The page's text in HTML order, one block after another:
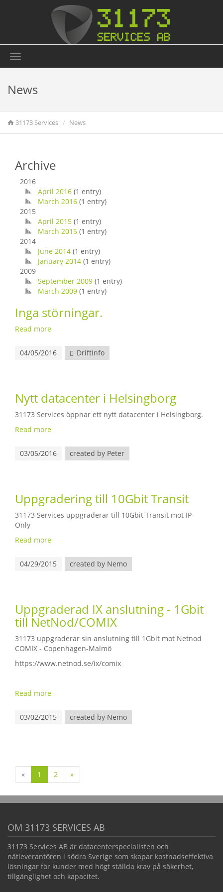
Toggle
navigation
News
31173 Services News
Archive
2016
April 2016 (1 entry)
March 2016 (1 entry)
2015
April 2015 (1 entry)
March 2015 (1 entry)
2014
June 2014 (1 entry)
January 2014 (1 entry)
2009
September 2009 (1 entry)
March 2009 (1 entry)
Inga störningar.
Read more
04/05/2016 DriftInfo
Nytt datacenter i Helsingborg
31173 Services öppnar ett nytt datacenter i Helsingborg.
Read more
03/05/2016 created by Peter
Uppgradering till 10Gbit Transit
31173 Services uppgraderar till 10Gbit Transit mot IP-
Only
Read more
04/29/2015 created by Nemo
Uppgraderad IX anslutning - 1Gbit
till NetNod/COMIX
31173 uppgraderar sin anslutning till 1Gbit mot Netnod
COMIX - Copenhagen-Malmö
https://www.netnod.se/ix/comix
Read more
03/02/2015 created by Nemo
« 1 2 »
OM 31173 SERVICES AB
31173 Services AB är datacenterspecialisten och
nätleverantören i södra Sverige som skapar kostnadseffektiva
lösningar för kunder med högt ställda krav på säkerhet,
tillgänglighet och kapacitet.